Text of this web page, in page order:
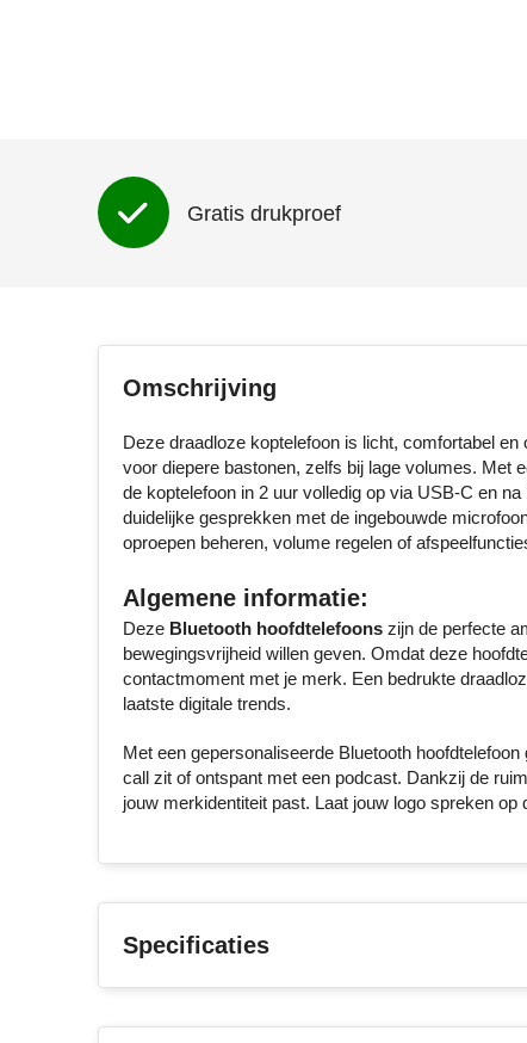
Gratis drukproef
Omschrijving
Deze draadloze koptelefoon is licht, comfortabel
voor diepere bastonen, zelfs bij lage volumes. Met
de koptelefoon in 2 uur volledig op via USB-C en
duidelijke gesprekken met de ingebouwde
oproepen beheren, volume regelen of
Algemene informatie:
Deze Bluetooth hoofdtelefoonszijn de perfecte
bewegingsvrijheid willen geven. Omdat deze
contactmoment met je merk. Een bedrukte
laatste digitale trends.
Met een gepersonaliseerde Bluetooth
call zit of ontspant met een podcast. Dankzij de
jouw merkidentiteit past. Laat jouw logo spreken
Specificaties